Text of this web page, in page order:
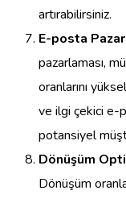
artırabilirsiniz.
E-posta
pazarlaması,
oranlarını
ve ilgi çekici e-
potansiyel
Dönüşüm
Dönüşüm